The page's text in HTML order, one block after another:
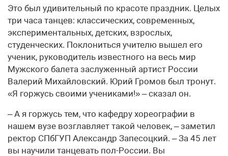
Это был удивительный по красоте праздник. Целых
три часа танцев: классических, современных,
экспериментальных, детских, взрослых,
студенческих. Поклониться учителю вышел его
ученик, руководитель известного на весь мир
Мужского балета заслуженный артист России
Валерий Михайловский. Юрий Громов был тронут.
«Я горжусь своими учениками!» – сказал он.
– А я горжусь тем, что кафедру хореографии в
нашем вузе возглавляет такой человек, – заметил
ректор СПбГУП Александр Запесоцкий. – За 45 лет
вы научили танцевать пол-России. Вы